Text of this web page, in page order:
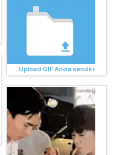
Upload GIF Anda sendiri